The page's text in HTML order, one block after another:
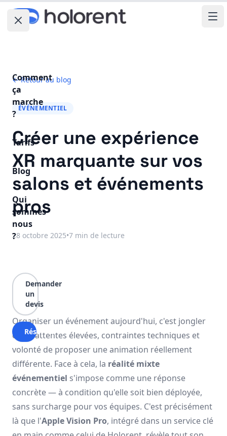
Fermer le menu
Comment
ça
marche
?
Tarifs
Blog
Qui
sommes
nous
?
Demander
un
devis
Réserver
← Retour au blog
ÉVÉNEMENTIEL
Créer une expérience
XR marquante sur vos
salons et événements
pros
28 octobre 2025•7 min de lecture
Organiser un événement aujourd'hui, c'est jongler
entre attentes élevées, contraintes techniques et
volonté de proposer une animation réellement
différente. Face à cela, la réalité mixte
événementiel s'impose comme une réponse
concrète — à condition qu'elle soit bien déployée,
sans surcharge pour vos équipes. C'est précisément
là que l'Apple Vision Pro, intégré dans un service clé